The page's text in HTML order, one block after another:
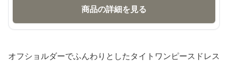
商品の詳細を見る
オフショルダーでふんわりとしたタイトワンピースドレス